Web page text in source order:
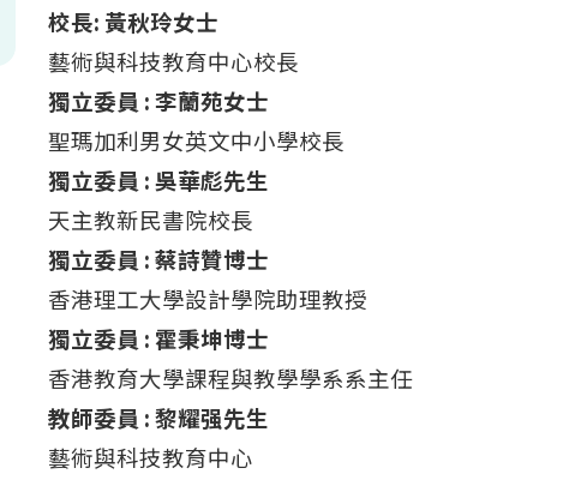
校長: 黃秋玲女士
藝術與科技教育中心校長
獨立委員 : 李蘭苑女士
聖瑪加利男女英文中小學校長
獨立委員 : 吳華彪先生
天主教新民書院校長
獨立委員 : 蔡詩贊博士
香港理工大學設計學院助理教授
獨立委員 : 霍秉坤博士
香港教育大學課程與教學學系系主任
教師委員 : 黎耀强先生
藝術與科技教育中心